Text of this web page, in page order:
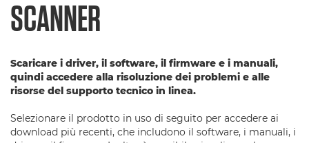
SCANNER
Scaricare i driver, il software, il firmware e i manuali,
quindi accedere alla risoluzione dei problemi e alle
risorse del supporto tecnico in linea.
Selezionare il prodotto in uso di seguito per accedere ai
download più recenti, che includono il software, i manuali, i